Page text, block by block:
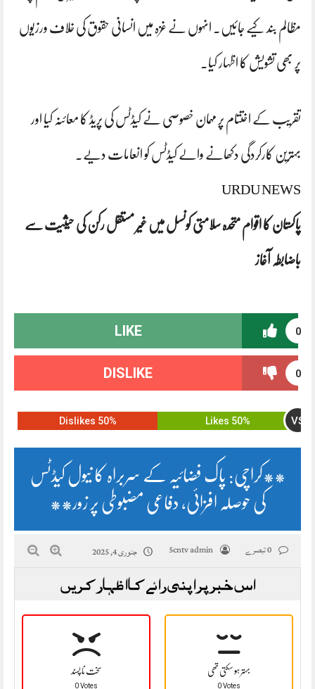
مظالم بند کیے جائیں۔ انہوں نے غزہ میں انسانی حقوق کی خلاف ورزیوں
پر بھی تشویش کا اظہار کیا۔
تقریب کے اختتام پر مہمان خصوصی نے کیڈٹس کی پریڈ کا معائنہ کیا اور
بہترین کارکردگی دکھانے والے کیڈٹس کو انعامات دیے۔
URDU NEWS
پاکستان کا اقوام متحدہ سلامتی کونسل میں غیر مستقل رکن کی حیثیت سے
باضابطہ آغاز
0
LIKE
0
DISLIKE
50% Likes VS
50% Dislikes
**کراچی: پاک فضائیہ کے سربراہ کا نیول کیڈٹس
کی حوصلہ افزائی، دفاعی مضبوطی پر زور**
5cntv admin جنوری 4, 2025
اس خبر پر اپنی رائے کا اظہار کریں
سخت نا پسند
0 Votes
بہتر ہو سکتی تھی
0 Votes